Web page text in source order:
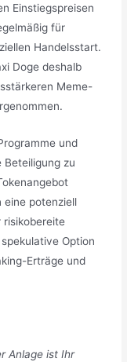
Einstiegspreisen
für
Handelsstart.
Doge deshalb
Meme-
und
zu
eine potenziell
risikobereite
Option
Erträge und
Anlage ist Ihr